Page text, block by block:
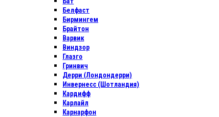
Белфаст
Бирмингем
Брайтон
Варвик
Виндзор
Глазго
Гринвич
Дерри (Лондондерри)
Инвернесс (Шотландия)
Кардифф
Карлайл
Карнарфон